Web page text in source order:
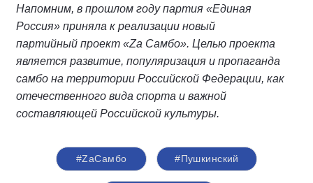
Напомним, в прошлом году партия «Единая
Россия» приняла к реализации новый
партийный проект «Za Самбо». Целью проекта
является развитие, популяризация и пропаганда
самбо на территории Российской Федерации, как
отечественного вида спорта и важной
составляющей Российской культуры.
#ZaСамбо #Пушкинский